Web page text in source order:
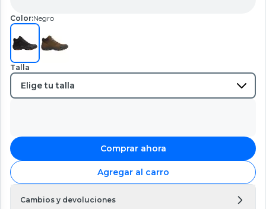
Color:Negro
Talla
Comprar ahora
Agregar al carro
Cambios y devoluciones